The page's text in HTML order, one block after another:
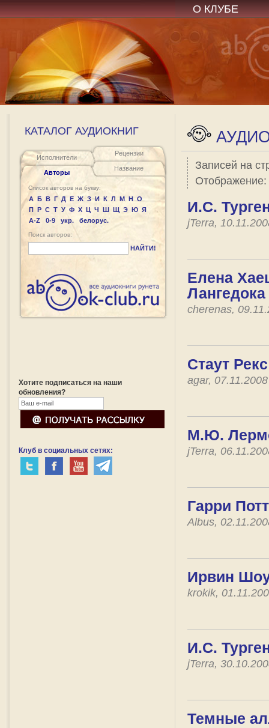
О КЛУБЕ
КАТАЛОГ АУДИОКНИГ
Исполнители
Авторы
Рецензии
Название
Список авторов на букву:
А Б В Г Д Е Ж З И К Л М Н О
П Р С Т У Ф Х Ц Ч Ш Щ Э Ю Я
A-Z
0-9 укр. белорус.
Поиск авторов:
НАЙТИ!
Хотите подписаться на наши
обновления?
Клуб в социальных сетях:
Записей на
Отображение:
И.С.
jTerra,
Елена
Лангедока
cherenas,
Стаут
agar,
М.Ю.
jTerra,
Гарри
Albus,
Ирвин
krokik,
И.С.
jTerra,
Темные